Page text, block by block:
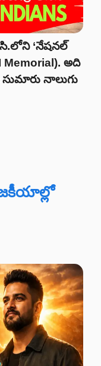
‘నేషనల్
అది
సుమారు నాలుగు